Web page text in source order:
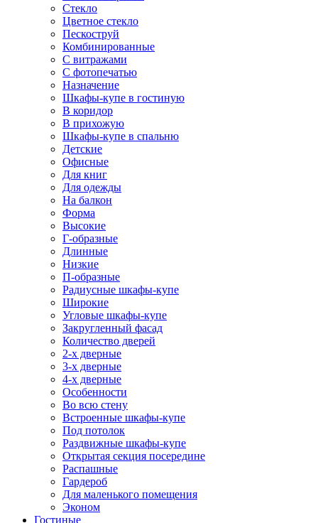
Стекло
Цветное стекло
Пескоструй
Комбинированные
С витражами
С фотопечатью
Назначение
Шкафы-купе в гостиную
В коридор
В прихожую
Шкафы-купе в спальню
Детские
Офисные
Для книг
Для одежды
На балкон
Форма
Высокие
Г-образные
Длинные
Низкие
П-образные
Радиусные шкафы-купе
Широкие
Угловые шкафы-купе
Закругленный фасад
Количество дверей
2-х дверные
3-х дверные
4-х дверные
Особенности
Во всю стену
Встроенные шкафы-купе
Под потолок
Раздвижные шкафы-купе
Открытая секция посередине
Распашные
Гардероб
Для маленького помещения
Эконом
Гостиные